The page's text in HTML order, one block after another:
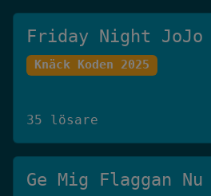
Friday Night JoJo
Knäck Koden 2025
35 lösare
Ge Mig Flaggan Nu